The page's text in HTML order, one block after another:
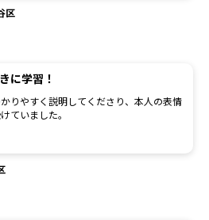
区
に学習！
りやすく説明してくださり、本人の表情
ていました。